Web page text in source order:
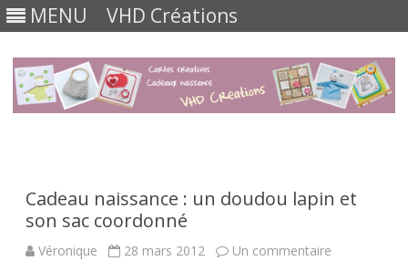
MENU VHD Créations
Cadeau naissance : un doudou lapin et
son sac coordonné
Véronique 28 mars 2012 Un commentaire